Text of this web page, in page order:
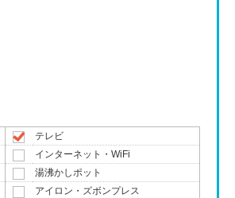
テレビ
インターネット・WiFi
湯沸かしポット
アイロン・ズボンプレス